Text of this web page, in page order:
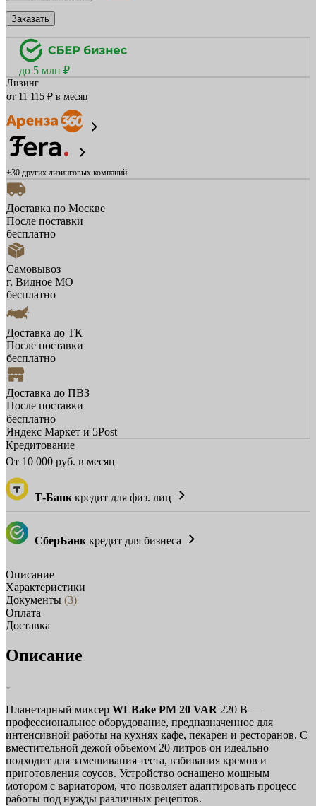
Заказать
до 5 млн ₽
Лизинг
от 11 115 ₽ в месяц
+30 других лизинговых компаний
Доставка по Москве
После поставки
бесплатно
Самовывоз
г. Видное МО
бесплатно
Доставка до ТК
После поставки
бесплатно
Доставка до ПВЗ
После поставки
бесплатно
Яндекс Маркет и 5Post
Кредитование
От 10 000 руб. в месяц
Т-Банк кредит для физ. лиц
СберБанк кредит для бизнеса
Описание
Характеристики
Документы (3)
Оплата
Доставка
Описание
Планетарный миксер WLBake PM 20 VAR 220 В —
профессиональное оборудование, предназначенное для
интенсивной работы на кухнях кафе, пекарен и ресторанов. С
вместительной дежой объемом 20 литров он идеально
подходит для замешивания теста, взбивания кремов и
приготовления соусов. Устройство оснащено мощным
мотором с вариатором, что позволяет адаптировать процесс
работы под нужды различных рецептов.